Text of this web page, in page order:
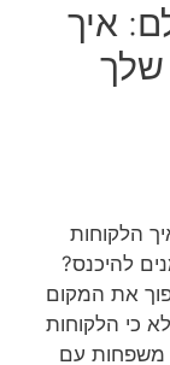
איך
שלך
הלקוחות
להיכנס?
את המקום
כי הלקוחות
משפחות עם